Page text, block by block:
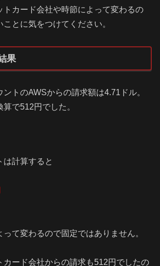
トカード会社や時節によって変わるの
とに気をつけてください。
果
トのAWSからの請求額は4.71ドル。
で512円でした。
は計算すると
って変わるので固定ではありません。
カード会社からの請求も512円でしたの